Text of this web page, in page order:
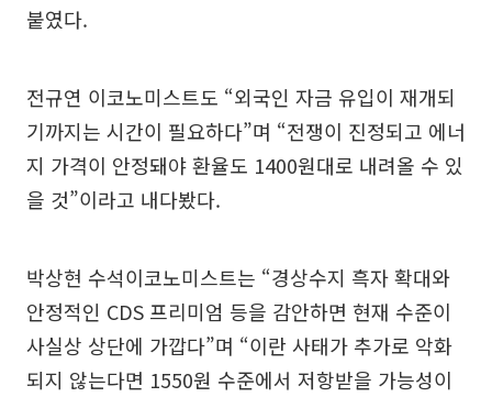
붙였다.
전규연 이코노미스트도 “외국인 자금 유입이 재개되
기까지는 시간이 필요하다”며 “전쟁이 진정되고 에너
지 가격이 안정돼야 환율도 1400원대로 내려올 수 있
을 것”이라고 내다봤다.
박상현 수석이코노미스트는 “경상수지 흑자 확대와
안정적인 CDS 프리미엄 등을 감안하면 현재 수준이
사실상 상단에 가깝다”며 “이란 사태가 추가로 악화
되지 않는다면 1550원 수준에서 저항받을 가능성이